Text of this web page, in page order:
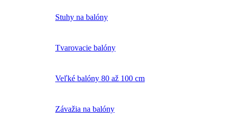
Stuhy na balóny
Tvarovacie balóny
Veľké balóny 80 až 100 cm
Závažia na balóny